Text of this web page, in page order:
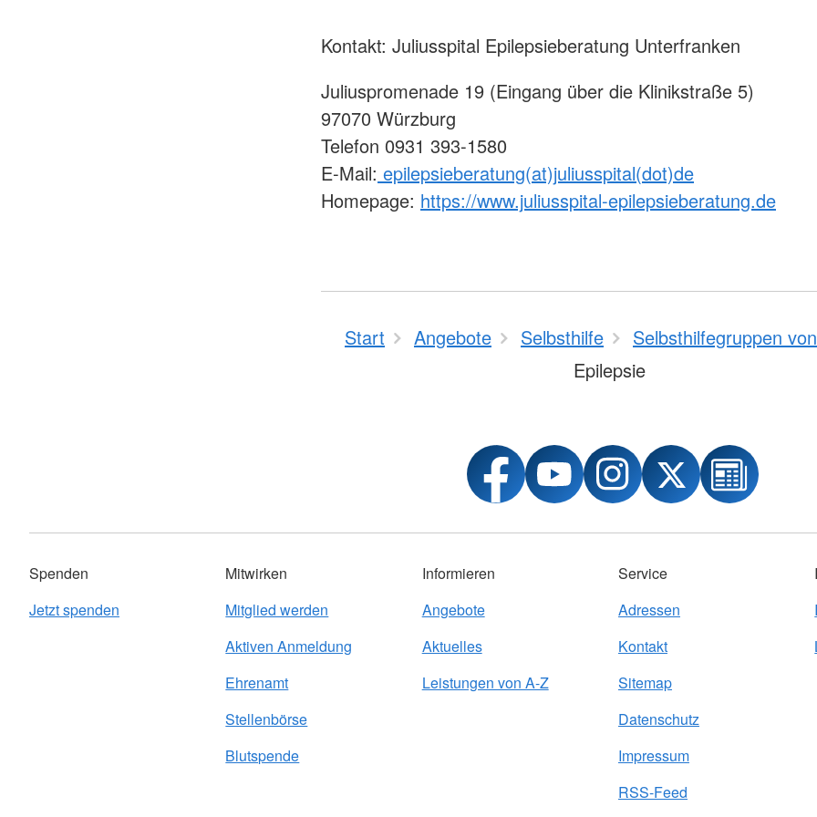
Kontakt: Juliusspital Epilepsieberatung Unterfranken
Juliuspromenade 19 (Eingang über die Klinikstraße 5)
97070 Würzburg
Telefon 0931 393-1580
E-Mail: epilepsieberatung(at)juliusspital(dot)de
Homepage: https://www.juliusspital-epilepsieberatung.de
Start Angebote Selbsthilfe
Selbsthilfegruppen
Epilepsie
Spenden
Jetzt spenden
Mitwirken
Mitglied werden
Aktiven Anmeldung
Ehrenamt
Stellenbörse
Blutspende
Informieren
Angebote
Aktuelles
Leistungen von A-Z
Service
Adressen
Kontakt
Sitemap
Datenschutz
Impressum
RSS-Feed